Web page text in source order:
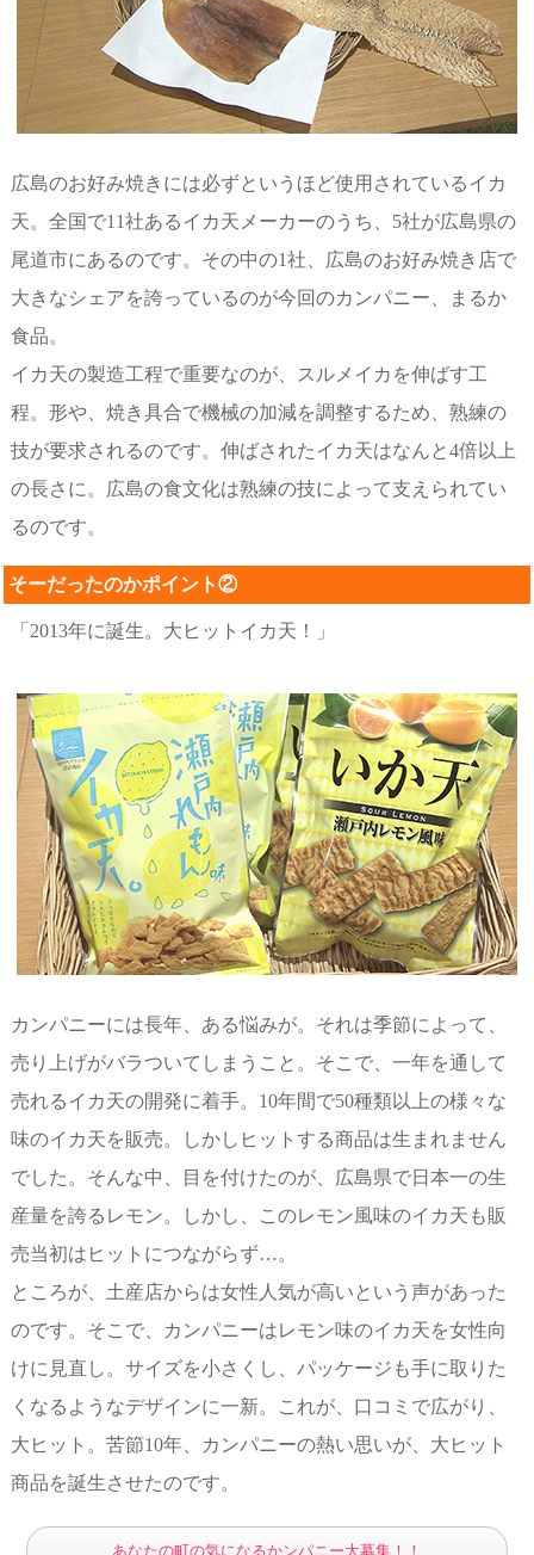
広島のお好み焼きには必ずというほど使用されているイカ
天。全国で11社あるイカ天メーカーのうち、5社が広島県の
尾道市にあるのです。その中の1社、広島のお好み焼き店で
大きなシェアを誇っているのが今回のカンパニー、まるか
食品。
イカ天の製造工程で重要なのが、スルメイカを伸ばす工
程。形や、焼き具合で機械の加減を調整するため、熟練の
技が要求されるのです。伸ばされたイカ天はなんと4倍以上
の長さに。広島の食文化は熟練の技によって支えられてい
るのです。
そーだったのかポイント②
「2013年に誕生。大ヒットイカ天！」
カンパニーには長年、ある悩みが。それは季節によって、
売り上げがバラついてしまうこと。そこで、一年を通して
売れるイカ天の開発に着手。10年間で50種類以上の様々な
味のイカ天を販売。しかしヒットする商品は生まれません
でした。そんな中、目を付けたのが、広島県で日本一の生
産量を誇るレモン。しかし、このレモン風味のイカ天も販
売当初はヒットにつながらず…。
ところが、土産店からは女性人気が高いという声があった
のです。そこで、カンパニーはレモン味のイカ天を女性向
けに見直し。サイズを小さくし、パッケージも手に取りた
くなるようなデザインに一新。これが、口コミで広がり、
大ヒット。苦節10年、カンパニーの熱い思いが、大ヒット
商品を誕生させたのです。
あなたの町の気になるかンパニー大募集！！